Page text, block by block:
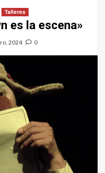
Talleres
es la escena»
2024 0